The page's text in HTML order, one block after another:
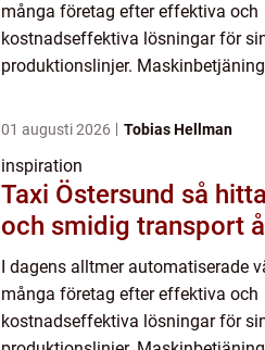
många företag efter effektiva och
kostnadseffektiva lösningar för
produktionslinjer.
01 augusti 2026 Tobias Hellman
inspiration
Taxi Östersund så hittar du trygg
och smidig transport
I dagens alltmer automatiserade
många företag efter effektiva och
kostnadseffektiva lösningar för